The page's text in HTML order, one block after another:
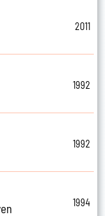
2011
1992
1992
1994